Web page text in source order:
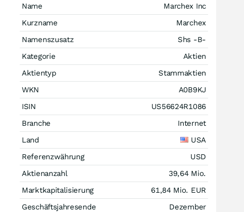
Name
Marchex Inc
Kurzname
Marchex
Namenszusatz
Shs -B-
Kategorie
Aktien
Aktientyp
Stammaktien
WKN
A0B9KJ
ISIN
US56624R1086
Branche
Internet
Land
USA
Referenzwährung
USD
Aktienanzahl
39,64 Mio.
Marktkapitalisierung
61,84 Mio. EUR
Geschäftsjahresende
Dezember